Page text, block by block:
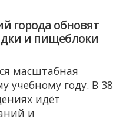
города обновят
и пищеблоки
масштабная
учебному году. В 38
идёт
и